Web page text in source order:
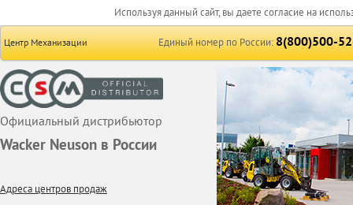
Используя данный сайт, вы даете согласие на
Центр Механизации Единый номер по России:8(800)500-
Официальный дистрибьютор
Wacker Neuson в России
Адреса центров продаж